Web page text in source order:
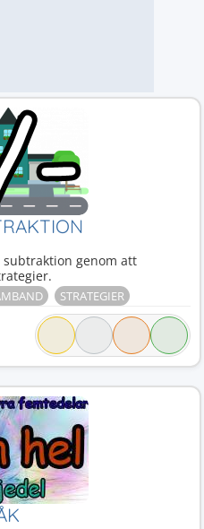
subtraktion genom att
STRATEGIER